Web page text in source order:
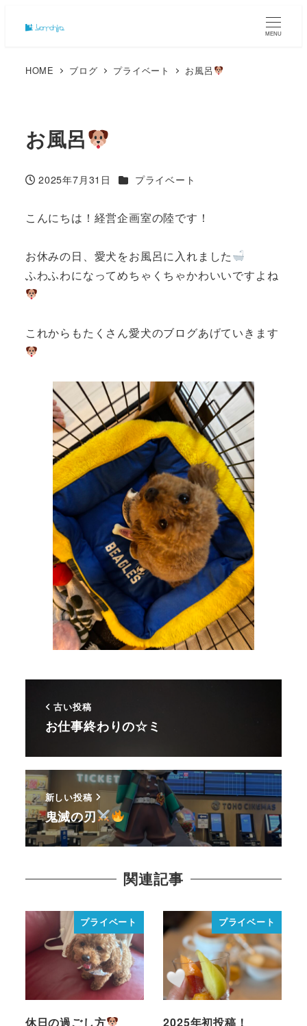
MENU
HOME ブログ プライベート お風呂
お風呂
投稿日
2025年7月31日 カテゴリー
プライベート
こんにちは！経営企画室の陸です！
お休みの日、愛犬をお風呂に入れました
ふわふわになってめちゃくちゃかわいいですよね
これからもたくさん愛犬のブログあげていきます
古い投稿
お仕事終わりの☆ミ
新しい投稿
鬼滅の刃
関連記事
プライベート
休日の過ごし方
プライベート
2025年初投稿！